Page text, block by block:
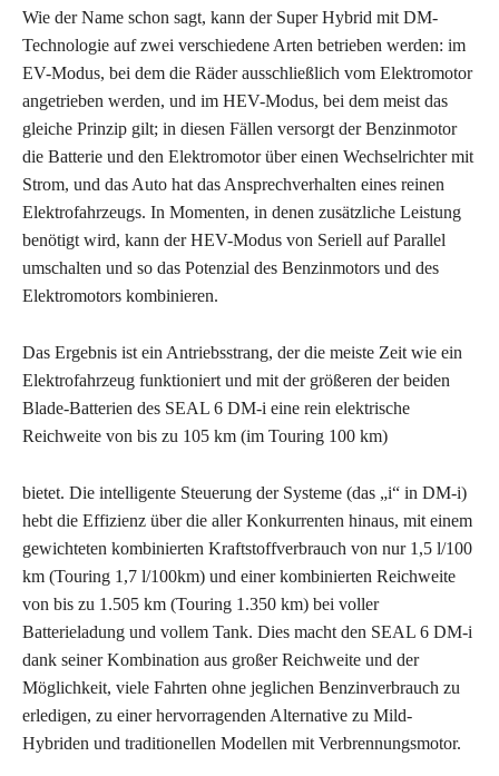
Wie der Name schon sagt, kann der Super Hybrid mit DM-
Technologie auf zwei verschiedene Arten betrieben werden: im
EV-Modus, bei dem die Räder ausschließlich vom Elektromotor
angetrieben werden, und im HEV-Modus, bei dem meist das
gleiche Prinzip gilt; in diesen Fällen versorgt der Benzinmotor
die Batterie und den Elektromotor über einen Wechselrichter mit
Strom, und das Auto hat das Ansprechverhalten eines reinen
Elektrofahrzeugs. In Momenten, in denen zusätzliche Leistung
benötigt wird, kann der HEV-Modus von Seriell auf Parallel
umschalten und so das Potenzial des Benzinmotors und des
Elektromotors kombinieren.
Das Ergebnis ist ein Antriebsstrang, der die meiste Zeit wie ein
Elektrofahrzeug funktioniert und mit der größeren der beiden
Blade-Batterien des SEAL 6 DM-i eine rein elektrische
Reichweite von bis zu 105 km (im Touring 100 km)
bietet. Die intelligente Steuerung der Systeme (das „i“ in DM-i)
hebt die Effizienz über die aller Konkurrenten hinaus, mit einem
gewichteten kombinierten Kraftstoffverbrauch von nur 1,5 l/100
km (Touring 1,7 l/100km) und einer kombinierten Reichweite
von bis zu 1.505 km (Touring 1.350 km) bei voller
Batterieladung und vollem Tank. Dies macht den SEAL 6 DM-i
dank seiner Kombination aus großer Reichweite und der
Möglichkeit, viele Fahrten ohne jeglichen Benzinverbrauch zu
erledigen, zu einer hervorragenden Alternative zu Mild-
Hybriden und traditionellen Modellen mit Verbrennungsmotor.